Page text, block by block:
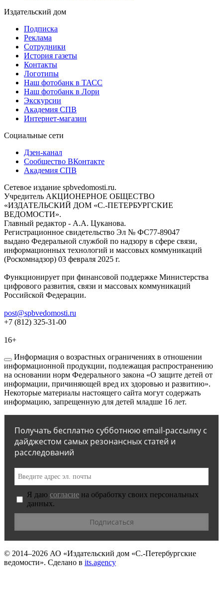
Издательский дом
Подписка
Реклама
Сотрудники
История газеты
Контакты
Логотипы
Наш фотобанк в ТАСС
Наш фотобанк в Лори
Экскурсии
Академия СПВ
Интернет-магазин
Социальные сети
Дзен-канал
Сообщество ВКонтакте
Академия СПВ
Сетевое издание spbvedomosti.ru.
Учредитель АКЦИОНЕРНОЕ ОБЩЕСТВО
«ИЗДАТЕЛЬСКИЙ ДОМ «С.-ПЕТЕРБУРГСКИЕ
ВЕДОМОСТИ».
Главный редактор - А.А. Цуканова.
Регистрационное свидетельство Эл № ФС77-89047
выдано Федеральной службой по надзору в сфере связи,
информационных технологий и массовых коммуникаций
(Роскомнадзор) 03 февраля 2025 г.
Функционирует при финансовой поддержке Министерства
цифрового развития, связи и массовых коммуникаций
Российской Федерации.
post@spbvedomosti.ru
+7 (812) 325-31-00
16+
Информация о возрастных ограничениях в отношении
информационной продукции, подлежащая распространению
на основании норм Федерального закона «О защите детей от
информации, причиняющей вред их здоровью и развитию».
Некоторые материалы настоящего сайта могут содержать
информацию, запрещенную для детей младше 16 лет.
Получать бесплатно субботнюю email-рассылку с
дайджестом самых резонансных статей и
расследований
Я даю согласие на обработку своих персональных
данных.
© 2014–2026 АО «Издательский дом «С.-Петербургские
ведомости». Сделано в its.agency